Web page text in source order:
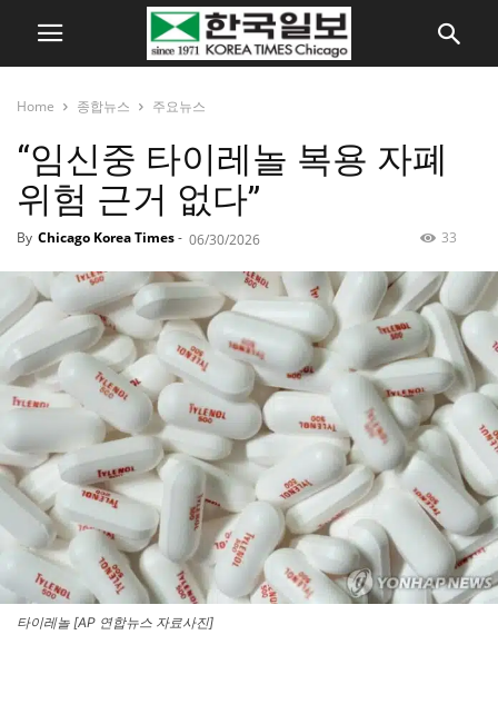
Home 종합뉴스 주요뉴스
“임신중 타이레놀 복용 자폐
위험 근거 없다”
By Chicago Korea Times- 06/30/2026 33
타이레놀 [AP 연합뉴스 자료사진]